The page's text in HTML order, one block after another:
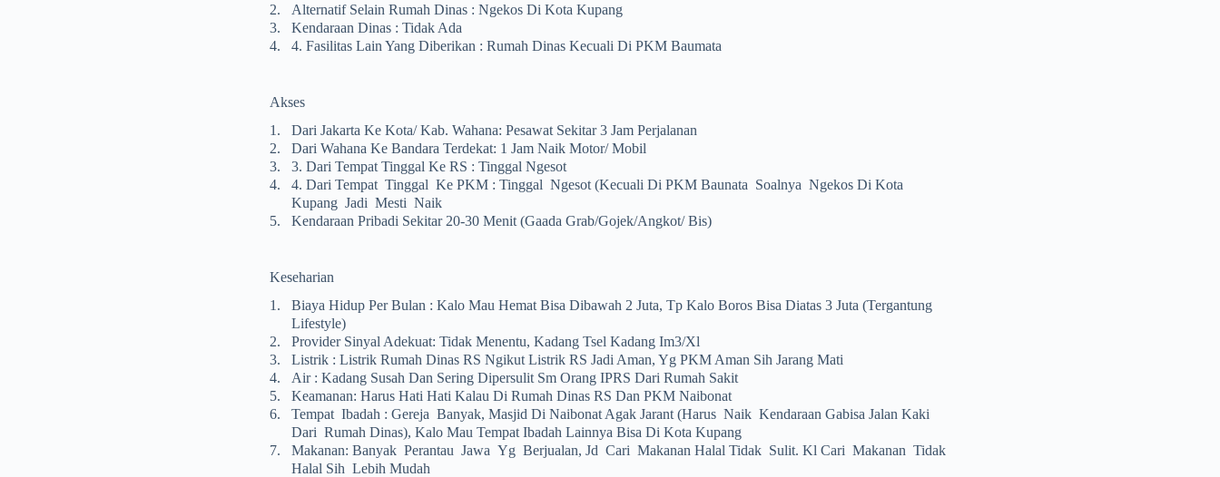
2.
Alternatif Selain Rumah Dinas : Ngekos Di Kota Kupang
3.
Kendaraan Dinas : Tidak Ada
4.
4. Fasilitas Lain Yang Diberikan : Rumah Dinas Kecuali Di PKM Baumata
Akses
1.
Dari Jakarta Ke Kota/ Kab. Wahana: Pesawat Sekitar 3 Jam Perjalanan
2.
Dari Wahana Ke Bandara Terdekat: 1 Jam Naik Motor/ Mobil
3.
3. Dari Tempat Tinggal Ke RS : Tinggal Ngesot
4.
4. Dari Tempat Tinggal Ke PKM : Tinggal Ngesot (kecuali Di PKM Baunata Soalnya Ngekos Di Kota
Kupang Jadi Mesti Naik
5.
Kendaraan Pribadi Sekitar 20-30 Menit (gaada Grab/gojek/angkot/ Bis)
Keseharian
1.
Biaya Hidup Per Bulan : Kalo Mau Hemat Bisa Dibawah 2 Juta, Tp Kalo Boros Bisa Diatas 3 Juta (tergantung
Lifestyle)
2.
Provider Sinyal Adekuat: Tidak Menentu, Kadang Tsel Kadang Im3/xl
3.
Listrik : Listrik Rumah Dinas RS Ngikut Listrik RS Jadi Aman, Yg PKM Aman Sih Jarang Mati
4.
Air : Kadang Susah Dan Sering Dipersulit Sm Orang IPRS Dari Rumah Sakit
5.
Keamanan: Harus Hati Hati Kalau Di Rumah Dinas RS Dan PKM Naibonat
6.
Tempat Ibadah : Gereja Banyak, Masjid Di Naibonat Agak Jarant (harus Naik Kendaraan Gabisa Jalan Kaki
Dari Rumah Dinas), Kalo Mau Tempat Ibadah Lainnya Bisa Di Kota Kupang
7.
Makanan: Banyak Perantau Jawa Yg Berjualan, Jd Cari Makanan Halal Tidak Sulit. Kl Cari Makanan Tidak
Halal Sih Lebih Mudah